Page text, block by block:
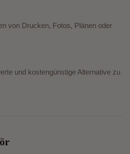
von Drucken, Fotos, Plänen oder
und kostengünstige Alternative zu